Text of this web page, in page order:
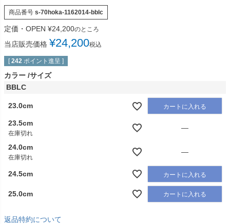
商品番号 s-70hoka-1162014-bblc
定価・OPEN ¥24,200のところ
当店販売価格 ¥24,200税込
[ 242 ポイント進呈 ]
カラー サイズ
BBLC
23.0cm カートに入れる
23.5cm
在庫切れ
—
24.0cm
在庫切れ
—
24.5cm カートに入れる
25.0cm カートに入れる
返品特約について